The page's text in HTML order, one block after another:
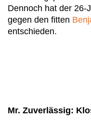
Dennoch hat der 26-
gegen den fitten
entschieden.
Mr. Zuverlässig: